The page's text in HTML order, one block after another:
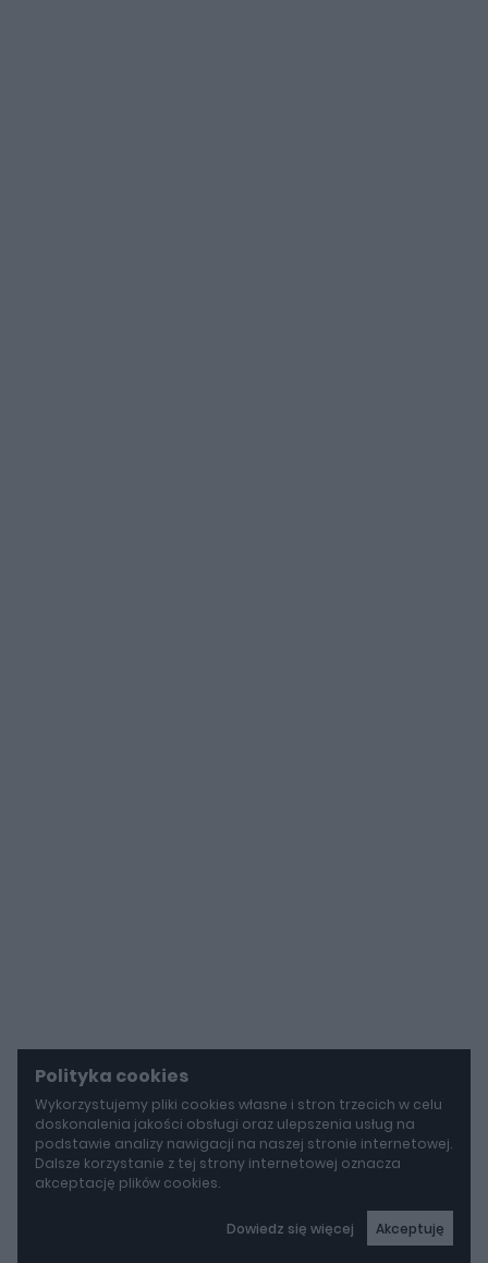
Polityka cookies
Wykorzystujemy pliki cookies własne i stron trzecich w celu
doskonalenia jakości obsługi oraz ulepszenia usług na
podstawie analizy nawigacji na naszej stronie internetowej.
Dalsze korzystanie z tej strony internetowej oznacza
akceptację plików cookies.
Dowiedz się więcej Akceptuję